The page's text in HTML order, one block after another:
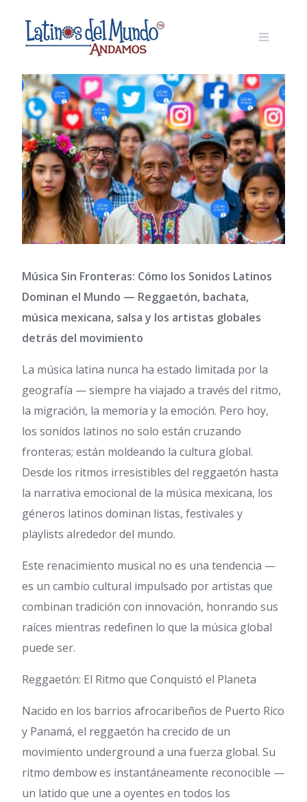
content
Música Sin Fronteras: Cómo los Sonidos Latinos
Dominan el Mundo — Reggaetón, bachata,
música mexicana, salsa y los artistas globales
detrás del movimiento
La música latina nunca ha estado limitada por la
geografía — siempre ha viajado a través del ritmo,
la migración, la memoria y la emoción. Pero hoy,
los sonidos latinos no solo están cruzando
fronteras; están moldeando la cultura global.
Desde los ritmos irresistibles del reggaetón hasta
la narrativa emocional de la música mexicana, los
géneros latinos dominan listas, festivales y
playlists alrededor del mundo.
Este renacimiento musical no es una tendencia —
es un cambio cultural impulsado por artistas que
combinan tradición con innovación, honrando sus
raíces mientras redefinen lo que la música global
puede ser.
Reggaetón: El Ritmo que Conquistó el Planeta
Nacido en los barrios afrocaribeños de Puerto Rico
y Panamá, el reggaetón ha crecido de un
movimiento underground a una fuerza global. Su
ritmo dembow es instantáneamente reconocible —
un latido que une a oyentes en todos los